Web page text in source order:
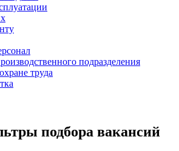
подразделения
труда
подбора вакансий